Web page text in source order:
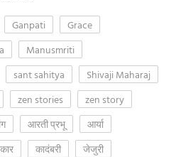
Ganpati
Grace
Manusmriti
sant sahitya
Shivaji Maharaj
zen stories
zen story
आरती प्रभू
आर्या
कादंबरी
जेजुरी